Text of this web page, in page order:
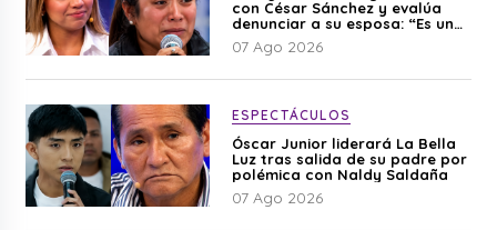
con César Sánchez y evalúa
denunciar a su esposa: “Es una
difamación”
07 Ago 2026
ESPECTÁCULOS
Óscar Junior liderará La Bella
Luz tras salida de su padre por
polémica con Naldy Saldaña
07 Ago 2026